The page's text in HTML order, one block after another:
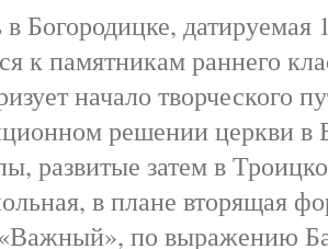
Богородицке, датируемая
к памятникам раннего
начало творческого
решении церкви в
развитые затем в
в плане вторящая
по выражению